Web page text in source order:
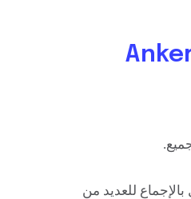
بالإجماع للعديد من